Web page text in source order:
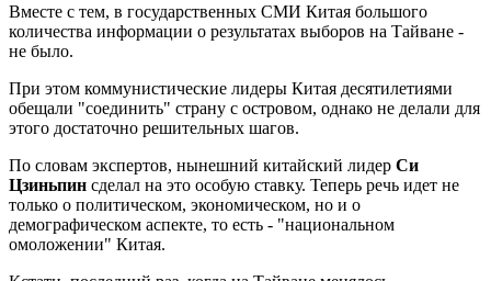
Вместе с тем, в государственных СМИ Китая большого
количества информации о результатах выборов на Тайване -
не было.
При этом коммунистические лидеры Китая десятилетиями
обещали "соединить" страну с островом, однако не делали для
этого достаточно решительных шагов.
По словам экспертов, нынешний китайский лидер Си
Цзиньпин сделал на это особую ставку. Теперь речь идет не
только о политическом, экономическом, но и о
демографическом аспекте, то есть - "национальном
омоложении" Китая.